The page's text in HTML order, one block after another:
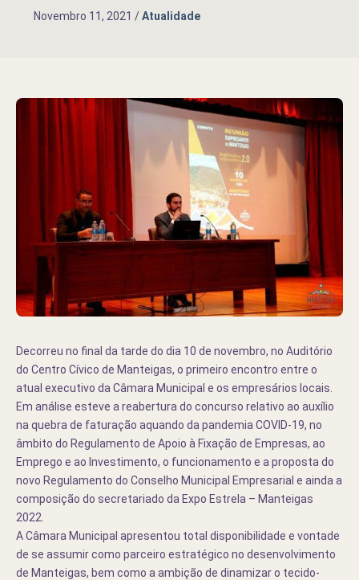
Novembro 11, 2021 /Atualidade
Decorreu no final da tarde do dia 10 de novembro, no Auditório
do Centro Cívico de Manteigas, o primeiro encontro entre o
atual executivo da Câmara Municipal e os empresários locais.
Em análise esteve a reabertura do concurso relativo ao auxílio
na quebra de faturação aquando da pandemia COVID-19, no
âmbito do Regulamento de Apoio à Fixação de Empresas, ao
Emprego e ao Investimento, o funcionamento e a proposta do
novo Regulamento do Conselho Municipal Empresarial e ainda a
composição do secretariado da Expo Estrela – Manteigas
2022.
A Câmara Municipal apresentou total disponibilidade e vontade
de se assumir como parceiro estratégico no desenvolvimento
de Manteigas, bem como a ambição de dinamizar o tecido-